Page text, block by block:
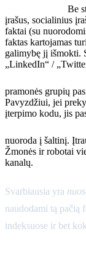
Be
įrašus, socialinius
faktai (su
faktas kartojamas
galimybę jį išmokti.
„LinkedIn“ /
pramonės grupių
Pavyzdžiui, jei
įterpimo kodu, jis
nuoroda į šaltinį.
Žmonės ir robotai
kanalų.
Svarbiausia yra
naudodami tą pačią
indeksuose ir bet